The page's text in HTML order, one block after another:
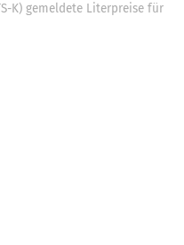
K) gemeldete Literpreise für